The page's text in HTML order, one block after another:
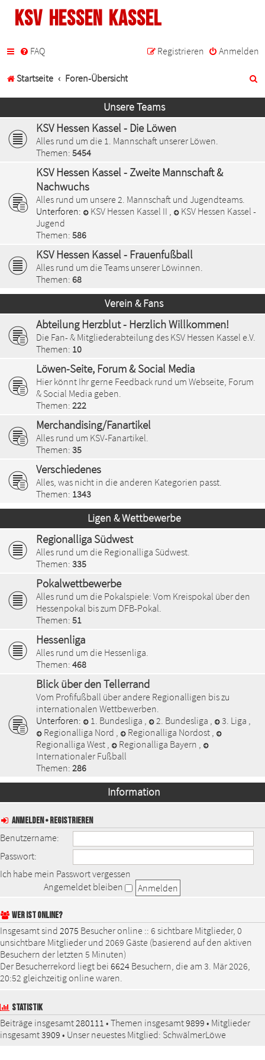
KSV Hessen Kassel
FAQ Anmelden
Registrieren
Startseite Foren-Übersicht
u
c
Unsere Teams
KSV Hessen Kassel - Die Löwen
Alles rund um die 1. Mannschaft unserer Löwen.
Themen: 5454
KSV Hessen Kassel - Zweite Mannschaft &
Nachwuchs
Alles rund um unsere 2. Mannschaft und Jugendteams.
Unterforen:
KSV Hessen Kassel II ,
KSV Hessen Kassel -
Jugend
Themen: 586
KSV Hessen Kassel - Frauenfußball
Alles rund um die Teams unserer Löwinnen.
Themen: 68
Verein & Fans
Abteilung Herzblut - Herzlich Willkommen!
Die Fan- & Mitgliederabteilung des KSV Hessen Kassel e.V.
Themen: 10
Löwen-Seite, Forum & Social Media
Hier könnt Ihr gerne Feedback rund um Webseite, Forum
& Social Media geben.
Themen: 222
Merchandising/Fanartikel
Alles rund um KSV-Fanartikel.
Themen: 35
Verschiedenes
Alles, was nicht in die anderen Kategorien passt.
Themen: 1343
Ligen & Wettbewerbe
Regionalliga Südwest
Alles rund um die Regionalliga Südwest.
Themen: 335
Pokalwettbewerbe
Alles rund um die Pokalspiele: Vom Kreispokal über den
Hessenpokal bis zum DFB-Pokal.
Themen: 51
Hessenliga
Alles rund um die Hessenliga.
Themen: 468
Blick über den Tellerrand
Vom Profifußball über andere Regionalligen bis zu
internationalen Wettbewerben.
Unterforen:
1. Bundesliga , 2. Bundesliga , 3. Liga ,
Regionalliga Nord , Regionalliga Nordost ,
Regionalliga West , Regionalliga Bayern ,
Internationaler Fußball
Themen: 286
Information
ANMELDEN•REGISTRIEREN
Benutzername:
Passwort:
Ich habe mein Passwort vergessen
Angemeldet bleiben
WER IST ONLINE?
Insgesamt sind 2075 Besucher online :: 6 sichtbare Mitglieder, 0
unsichtbare Mitglieder und 2069 Gäste (basierend auf den aktiven
Besuchern der letzten 5 Minuten)
Der Besucherrekord liegt bei 6624 Besuchern, die am 3. Mär 2026,
20:52 gleichzeitig online waren.
STATISTIK
Beiträge insgesamt280111 • Themen insgesamt9899 • Mitglieder
insgesamt3909 • Unser neuestes Mitglied: SchwälmerLöwe